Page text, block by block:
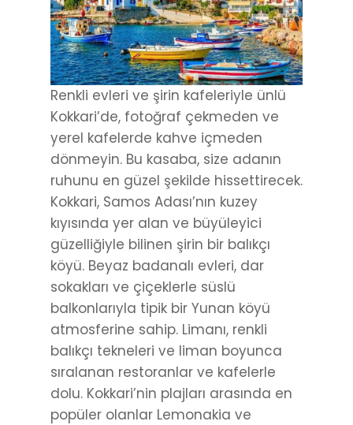
Renkli evleri ve şirin kafeleriyle ünlü
Kokkari’de, fotoğraf çekmeden ve
yerel kafelerde kahve içmeden
dönmeyin. Bu kasaba, size adanın
ruhunu en güzel şekilde hissettirecek.
Kokkari, Samos Adası’nın kuzey
kıyısında yer alan ve büyüleyici
güzelliğiyle bilinen şirin bir balıkçı
köyü. Beyaz badanalı evleri, dar
sokakları ve çiçeklerle süslü
balkonlarıyla tipik bir Yunan köyü
atmosferine sahip. Limanı, renkli
balıkçı tekneleri ve liman boyunca
sıralanan restoranlar ve kafelerle
dolu. Kokkari’nin plajları arasında en
popüler olanlar Lemonakia ve